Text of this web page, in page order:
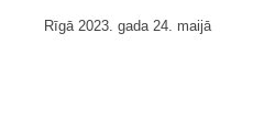
Rīgā 2023. gada 24. maijā